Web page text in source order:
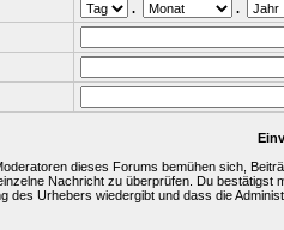
.
.
dieses Forums bemühen sich,
Nachricht zu überprüfen. Du
des Urhebers wiedergibt und dass die